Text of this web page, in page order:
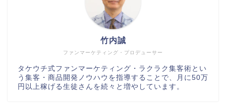
ファンマーケティング・プロデューサー
竹内誠
タケウチ式ファンマーケティング・ラクラク集客術とい
う集客・商品開発ノウハウを指導することで、月に50万
円以上稼げる生徒さんを続々と増やしています。